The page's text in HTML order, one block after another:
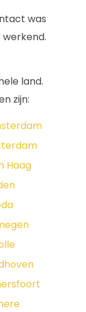
was
land.
zijn:
Haag